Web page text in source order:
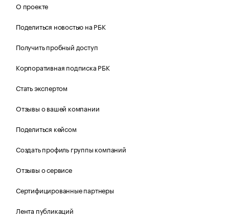
О проекте
Поделиться новостью на РБК
Получить пробный доступ
Корпоративная подписка РБК
Стать экспертом
Отзывы о вашей компании
Поделиться кейсом
Создать профиль группы компаний
Отзывы о сервисе
Сертифицированные партнеры
Лента публикаций